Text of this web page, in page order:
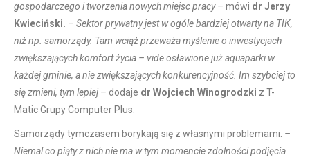
gospodarczego i tworzenia nowych miejsc pracy – mówi dr Jerzy
Kwieciński. – Sektor prywatny jest w ogóle bardziej otwarty na TIK,
niż np. samorządy. Tam wciąż przeważa myślenie o inwestycjach
zwiększających komfort życia – vide osławione już aquaparki w
każdej gminie, a nie zwiększających konkurencyjność. Im szybciej to
się zmieni, tym lepiej – dodaje dr Wojciech Winogrodzki z T-
Matic Grupy Computer Plus.
Samorządy tymczasem borykają się z własnymi problemami. –
Niemal co piąty z nich nie ma w tym momencie zdolności podjęcia